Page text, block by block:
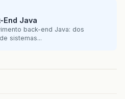
End Java
back-end Java: dos
sistemas...